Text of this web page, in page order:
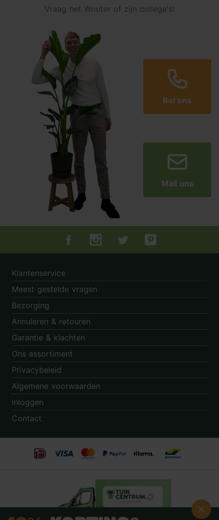
Vraag het Wouter of zijn collega's!
Bel ons
Mail ons
Tuincentrum.nl op Facebook
Tuincentrum.nl op Instagram
Tuincentrum.nl op Twitter
Tuincentrum.nl op
Klantenservice
Meest gestelde vragen
Bezorging
Annuleren & retouren
Garantie & klachten
Ons assortiment
Privacybeleid
Algemene voorwaarden
Inloggen
Contact